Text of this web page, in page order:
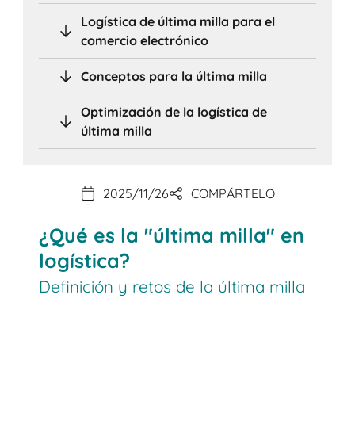
Logística de última milla para el
comercio electrónico
Conceptos para la última milla
Optimización de la logística de
última milla
2025/11/26 COMPÁRTELO
¿Qué es la "última milla" en
logística?
Definición y retos de la última milla